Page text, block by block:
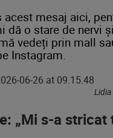
acest mesaj aici,
dă o stare de nervi
vedeți prin mall
Instagram.
„Mi s-a stricat